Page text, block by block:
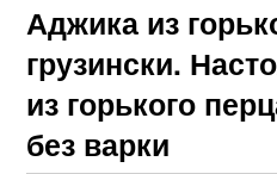
Закуска на зиму
Аджика из
грузински.
из горького
без варки